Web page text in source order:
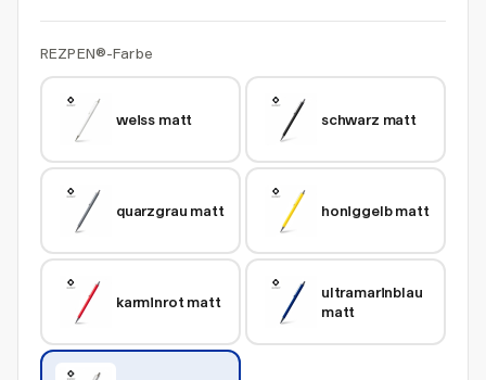
REZPEN®-Farbe
weiss matt schwarz matt
quarzgrau matt honiggelb matt
karminrot matt
ultramarinblau
matt